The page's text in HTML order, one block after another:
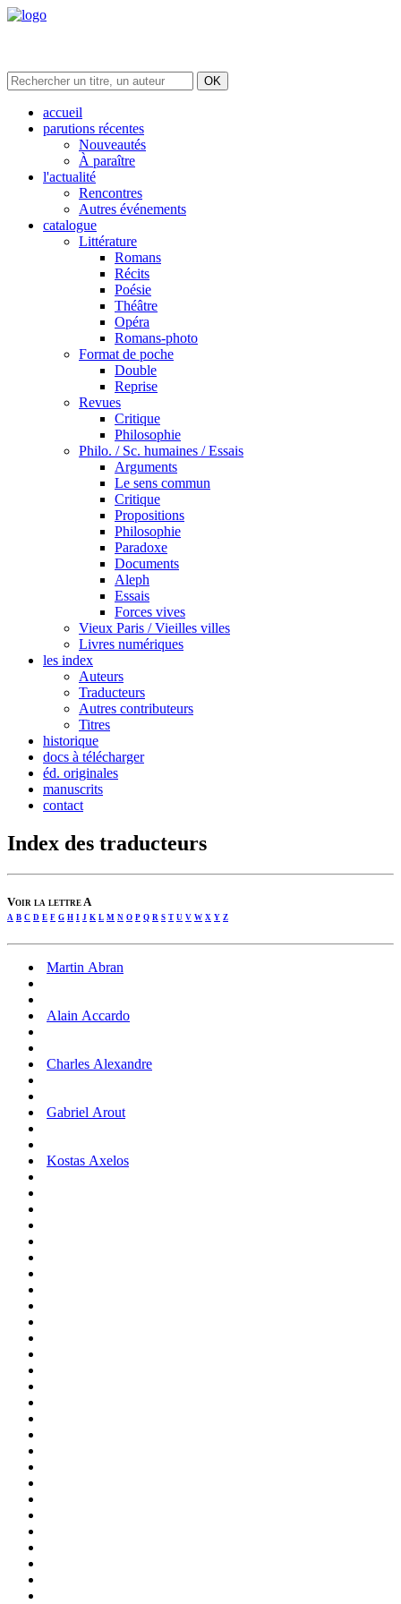
accueil
parutions récentes
Nouveautés
À paraître
l'actualité
Rencontres
Autres événements
catalogue
Littérature
Romans
Récits
Poésie
Théâtre
Opéra
Romans-photo
Format de poche
Double
Reprise
Revues
Critique
Philosophie
Philo. / Sc. humaines / Essais
Arguments
Le sens commun
Critique
Propositions
Philosophie
Paradoxe
Documents
Aleph
Essais
Forces vives
Vieux Paris / Vieilles villes
Livres numériques
les index
Auteurs
Traducteurs
Autres contributeurs
Titres
historique
docs à télécharger
éd. originales
manuscrits
contact
Index des traducteurs
Voir la lettre A
a b c d e f g h i j k l m n o p q r s t u v w x y z
Martin Abran
Alain Accardo
Charles Alexandre
Gabriel Arout
Kostas Axelos